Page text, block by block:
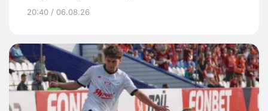
20:40 / 06.08.26